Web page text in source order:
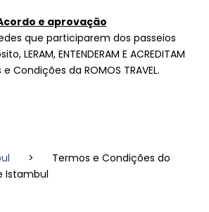
e aprovação
que participarem dos passeios
LERAM, ENTENDERAM E ACREDITAM
Condições da ROMOS TRAVEL.
>
Termos e Condições do
Istambul